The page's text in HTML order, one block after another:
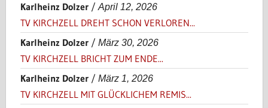
Karlheinz Dolzer/April 12, 2026
TV KIRCHZELL DREHT SCHON VERLOREN...
Karlheinz Dolzer/ März 30, 2026
TV KIRCHZELL BRICHT ZUM ENDE...
Karlheinz Dolzer/ März 1, 2026
TV KIRCHZELL MIT GLÜCKLICHEM REMIS...